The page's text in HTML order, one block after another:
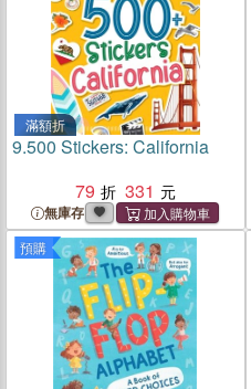
滿額折
9.500 Stickers: California
79
331
無庫存
預購